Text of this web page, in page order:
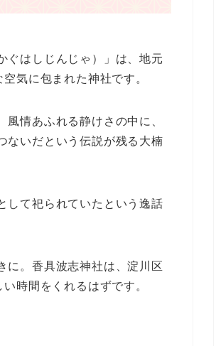
ぐはしじんじゃ）」は、地元
気に包まれた神社です。
情あふれる静けさの中に、
ないだという伝説が残る大楠
して祀られていたという逸話
に。香具波志神社は、淀川区
時間をくれるはずです。